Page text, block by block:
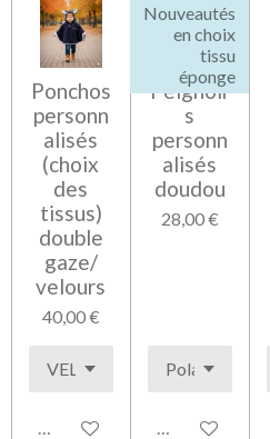
Ponchos
personn
alisés
(choix
des
tissus)
double
gaze/
velours
40,00 €
Voir les détails
Nouveautés
en choix
tissu
éponge
Peignoir
s
personn
alisés
doudou
28,00 €
Voir les détails